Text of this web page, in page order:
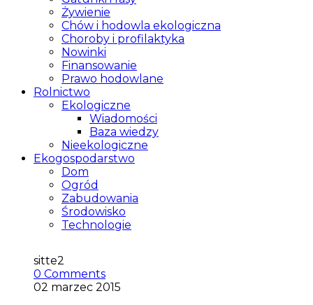
Żywienie
Chów i hodowla ekologiczna
Choroby i profilaktyka
Nowinki
Finansowanie
Prawo hodowlane
Rolnictwo
Ekologiczne
Wiadomości
Baza wiedzy
Nieekologiczne
Ekogospodarstwo
Dom
Ogród
Zabudowania
Środowisko
Technologie
sitte2
0 Comments
02 marzec 2015